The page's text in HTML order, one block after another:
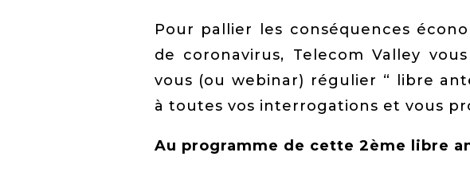
Pour pallier les conséquences
de coronavirus, Telecom Valley
vous (ou webinar) régulier “ libre
à toutes vos interrogations et vous
Au programme de cette 2ème libre